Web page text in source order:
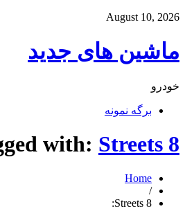
August 10, 2026
ماشین های جدید
خودرو
برگه نمونه
with: Streets 8:
Home
/
Streets 8: